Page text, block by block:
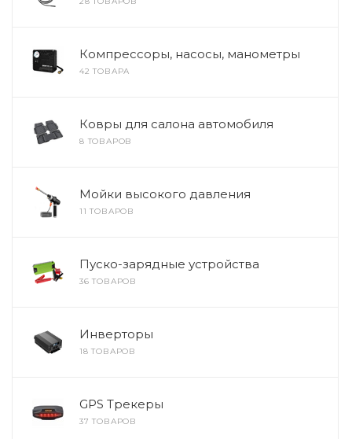
Компрессоры, насосы, манометры
42 ТОВАРА
Ковры для салона автомобиля
8 ТОВАРОВ
Мойки высокого давления
11 ТОВАРОВ
Пуско-зарядные устройства
36 ТОВАРОВ
Инверторы
18 ТОВАРОВ
GPS Трекеры
37 ТОВАРОВ